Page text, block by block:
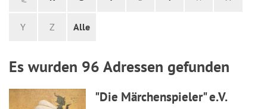
Y Z Alle
Es wurden 96 Adressen gefunden
"Die Märchenspieler" e.V.